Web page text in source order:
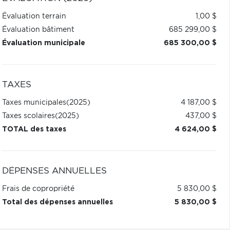
Évaluation terrain
1,00 $
Évaluation bâtiment
685 299,00 $
Évaluation municipale
685 300,00 $
TAXES
Taxes municipales(2025)
4 187,00 $
Taxes scolaires(2025)
437,00 $
TOTAL des taxes
4 624,00 $
DÉPENSES ANNUELLES
Frais de copropriété
5 830,00 $
Total des dépenses annuelles
5 830,00 $